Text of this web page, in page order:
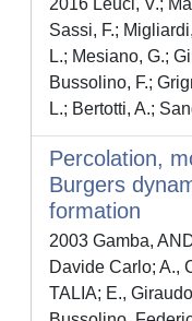
2016 Leuci, V.;
Sassi, F.;
L.; Mesiano, G.;
Bussolino, F.;
L.; Bertotti, A.;
Percolation,
Burgers
formation
2003 Gamba,
Davide Carlo; A.,
TALIA; E.,